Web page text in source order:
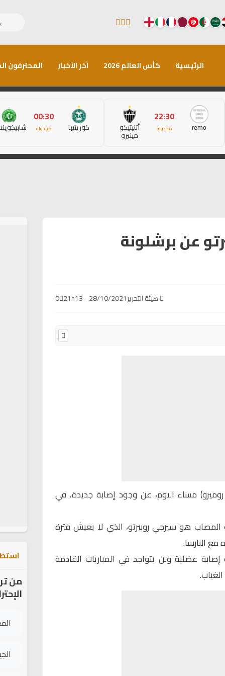
الرئيسية كأس العالم 2026 آخر الأخبار المحترفون
remo
22:30
مجدولة أتليتيكو
مينيرو
كوريتيبا
00:30
مجدولة
عن برشلونة
هيئة التحرير28/10/2021 - 21h13
0
مساء اليوم، عن وجود إصابة جديدة، في
هو سيرجي روبيرتو، الذي لا يعيش فترة
البارسا.
إصابة عضلية ولن يتواجد في المباريات القادمة
من